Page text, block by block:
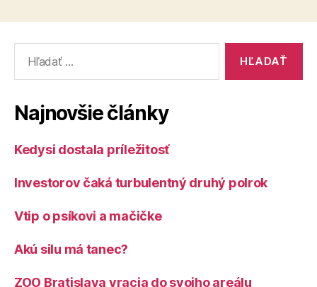
Najnovšie články
Kedysi dostala príležitosť
Investorov čaká turbulentný druhý polrok
Vtip o psíkovi a mačičke
Akú silu má tanec?
ZOO Bratislava vracia do svojho areálu